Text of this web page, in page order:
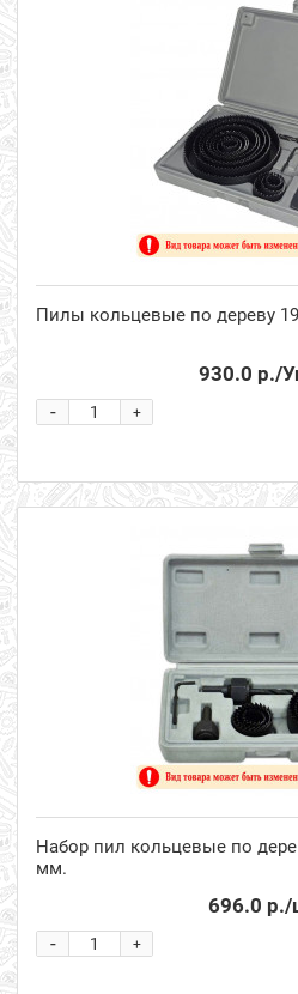
Пилы кольцевые по дереву
930.0 р./
+
-
Набор пил кольцевые по
мм.
696.0 р./
+
-